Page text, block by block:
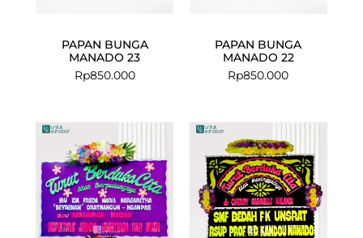
PAPAN BUNGA
MANADO 23
Rp850.000
PAPAN BUNGA
MANADO 22
Rp850.000
was:
price
is: